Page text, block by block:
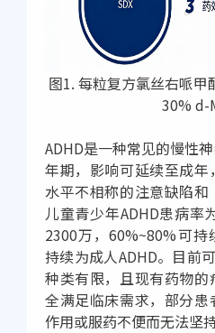
图1. 每粒复方氯丝右哌甲
30% d-
ADHD是一种常见的慢性
年期，影响可延续至成
水平不相称的注意缺陷
儿童青少年ADHD患病率
2300万，60%~80%可
持续为成人ADHD。目前
种类有限，且现有药物
全满足临床需求，部分
作用或服药不便而无法坚持